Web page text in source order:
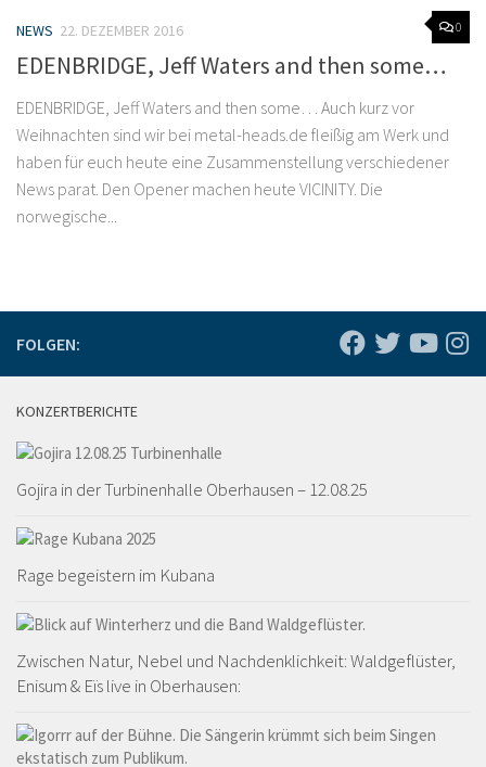
0
NEWS 22. DEZEMBER 2016
EDENBRIDGE, Jeff Waters and then some…
EDENBRIDGE, Jeff Waters and then some… Auch kurz vor
Weihnachten sind wir bei metal-heads.de fleißig am Werk und
haben für euch heute eine Zusammenstellung verschiedener
News parat. Den Opener machen heute VICINITY. Die
norwegische...
FOLGEN:
KONZERTBERICHTE
Gojira in der Turbinenhalle Oberhausen – 12.08.25
Rage begeistern im Kubana
Zwischen Natur, Nebel und Nachdenklichkeit: Waldgeflüster,
Enisum & Eïs live in Oberhausen: